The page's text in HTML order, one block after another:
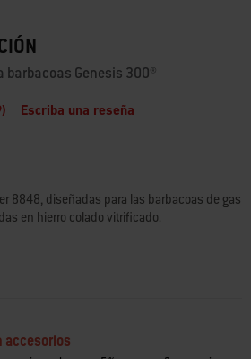
Genesis 300®
Escriba una reseña
8848, diseñadas para las barbacoas de gas
en hierro colado vitrificado.
accesorios